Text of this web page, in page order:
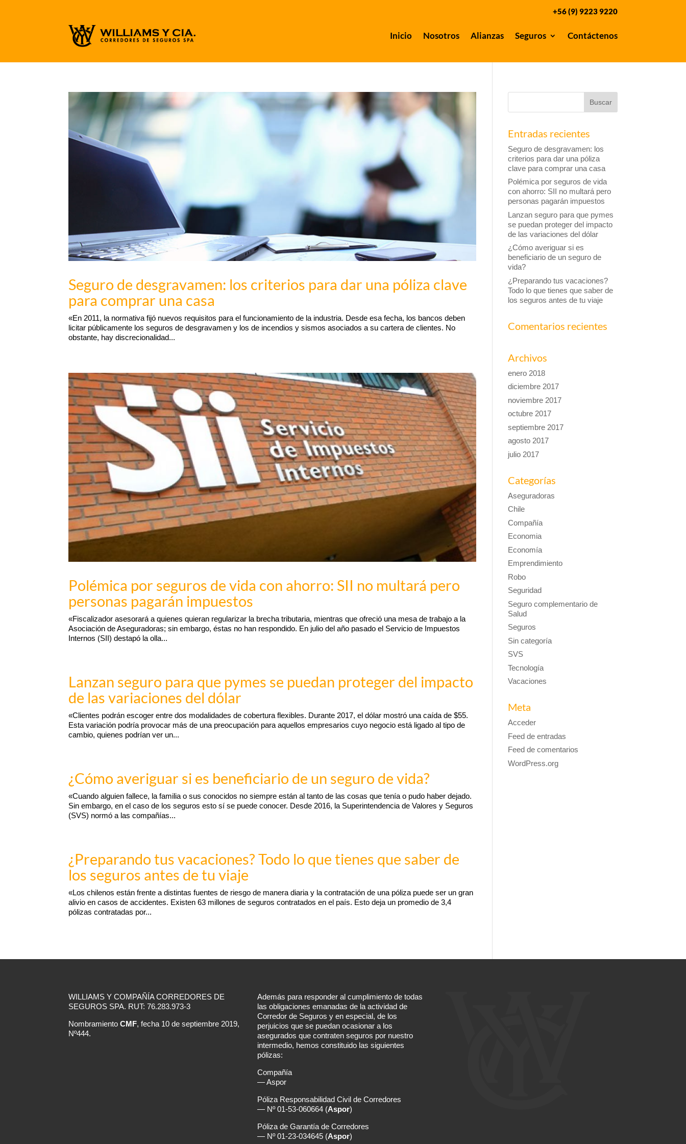
+56 (9) 9223 9220
Inicio Nosotros Alianzas Seguros Contáctenos
Seguro de desgravamen: los criterios para dar una póliza clave
para comprar una casa
«En 2011, la normativa fijó nuevos requisitos para el funcionamiento de la industria. Desde esa fecha, los bancos deben
licitar públicamente los seguros de desgravamen y los de incendios y sismos asociados a su cartera de clientes. No
obstante, hay discrecionalidad...
Polémica por seguros de vida con ahorro: SII no multará pero
personas pagarán impuestos
«Fiscalizador asesorará a quienes quieran regularizar la brecha tributaria, mientras que ofreció una mesa de trabajo a la
Asociación de Aseguradoras; sin embargo, éstas no han respondido. En julio del año pasado el Servicio de Impuestos
Internos (SII) destapó la olla...
Lanzan seguro para que pymes se puedan proteger del impacto
de las variaciones del dólar
«Clientes podrán escoger entre dos modalidades de cobertura flexibles. Durante 2017, el dólar mostró una caída de $55.
Esta variación podría provocar más de una preocupación para aquellos empresarios cuyo negocio está ligado al tipo de
cambio, quienes podrían ver un...
¿Cómo averiguar si es beneficiario de un seguro de vida?
«Cuando alguien fallece, la familia o sus conocidos no siempre están al tanto de las cosas que tenía o pudo haber dejado.
Sin embargo, en el caso de los seguros esto sí se puede conocer. Desde 2016, la Superintendencia de Valores y Seguros
(SVS) normó a las compañías...
¿Preparando tus vacaciones? Todo lo que tienes que saber de
los seguros antes de tu viaje
«Los chilenos están frente a distintas fuentes de riesgo de manera diaria y la contratación de una póliza puede ser un gran
alivio en casos de accidentes. Existen 63 millones de seguros contratados en el país. Esto deja un promedio de 3,4
pólizas contratadas por...
Entradas recientes
Seguro de desgravamen: los
criterios para dar una póliza
clave para comprar una casa
Polémica por seguros de vida
con ahorro: SII no multará pero
personas pagarán impuestos
Lanzan seguro para que pymes
se puedan proteger del impacto
de las variaciones del dólar
¿Cómo averiguar si es
beneficiario de un seguro de
vida?
¿Preparando tus vacaciones?
Todo lo que tienes que saber de
los seguros antes de tu viaje
Comentarios recientes
Archivos
enero 2018
diciembre 2017
noviembre 2017
octubre 2017
septiembre 2017
agosto 2017
julio 2017
Categorías
Aseguradoras
Chile
Compañía
Economia
Economía
Emprendimiento
Robo
Seguridad
Seguro complementario de
Salud
Seguros
Sin categoría
SVS
Tecnología
Vacaciones
Meta
Acceder
Feed de entradas
Feed de comentarios
WordPress.org
WILLIAMS Y COMPAÑÍA CORREDORES DE
SEGUROS SPA. RUT: 76.283.973-3
NombramientoCMF, fecha 10 de septiembre 2019,
Nº444.
Además para responder al cumplimiento de todas
las obligaciones emanadas de la actividad de
Corredor de Seguros y en especial, de los
perjuicios que se puedan ocasionar a los
asegurados que contraten seguros por nuestro
intermedio, hemos constituido las siguientes
pólizas:
Compañía
— Aspor
Póliza Responsabilidad Civil de Corredores
— Nº 01-53-060664 (Aspor)
Póliza de Garantía de Corredores
— Nº 01-23-034645 (Aspor)